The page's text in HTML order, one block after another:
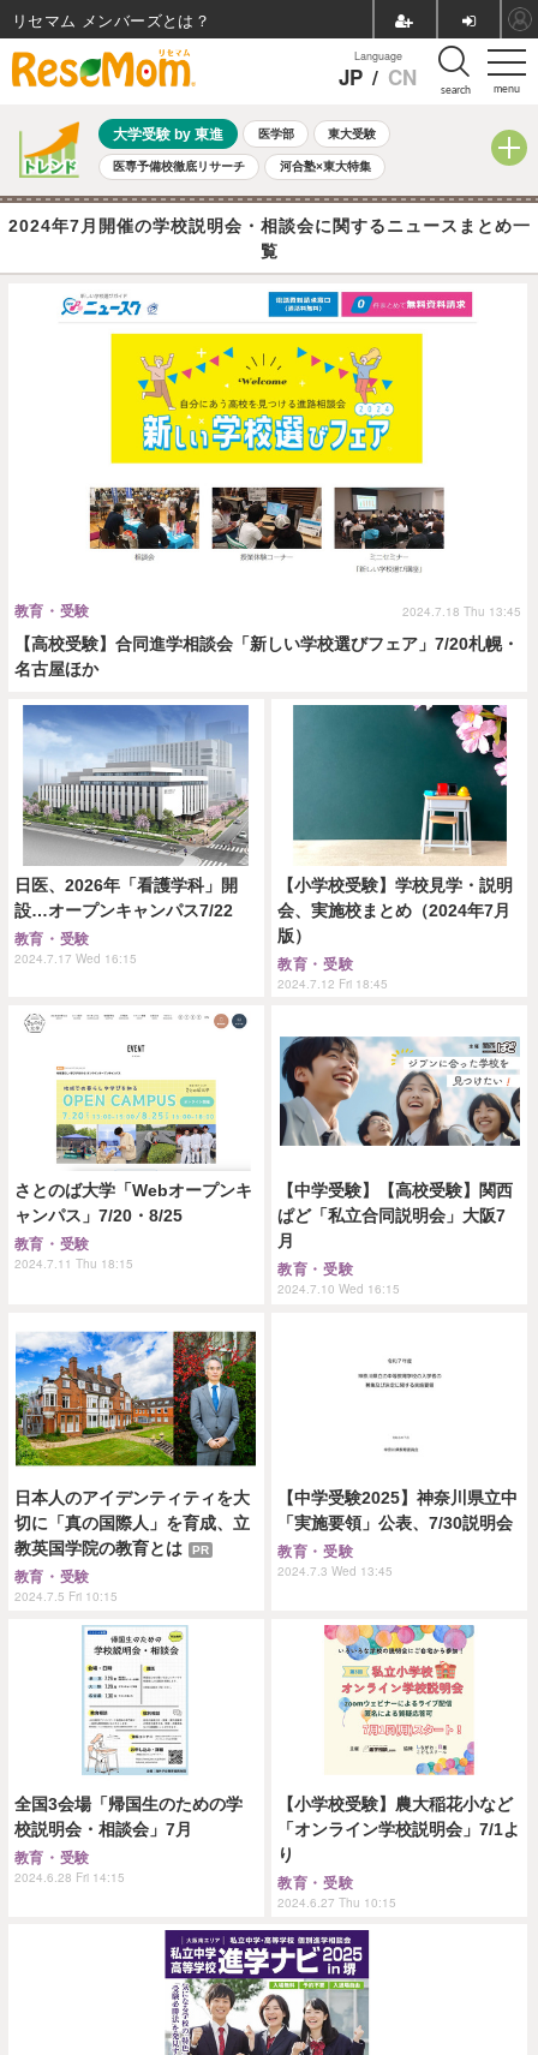
menu
Language
JP / CN search
大学受験 by 東進 医学部 東大受験
医専予備校徹底リサーチ 河合塾×東大特集
親子で考える大学選び 高校受験 中学受験 小学校受験
共通テスト 夏休み 8月開催学校説明会・相談会
全国公立高校 過去問
自由研究教材（小学生向け） 自由研究教材（中学生向け） ランキング
2024年7月開催の学校説明会・相談会に関するニュースまとめ一
覧
【高校受験】合同進学相談会「新しい学校選びフェア」7/20札幌・
名古屋ほか
教育・受験 2024.7.18 Thu 13:45
日医、2026年「看護学科」開
設…オープンキャンパス7/22
教育・受験
2024.7.17 Wed 16:15
【小学校受験】学校見学・説明
会、実施校まとめ（2024年7月
版）
教育・受験
2024.7.12 Fri 18:45
さとのば大学「Webオープンキ
ャンパス」7/20・8/25
教育・受験
2024.7.11 Thu 18:15
【中学受験】【高校受験】関西
ぱど「私立合同説明会」大阪7
月
教育・受験
2024.7.10 Wed 16:15
日本人のアイデンティティを大
切に「真の国際人」を育成、立
教英国学院の教育とは
PR
教育・受験
2024.7.5 Fri 10:15
【中学受験2025】神奈川県立中
「実施要領」公表、7/30説明会
教育・受験
2024.7.3 Wed 13:45
全国3会場「帰国生のための学
校説明会・相談会」7月
教育・受験
2024.6.28 Fri 14:15
【小学校受験】農大稲花小など
「オンライン学校説明会」7/1よ
り
教育・受験
2024.6.27 Thu 10:15
リセマム メンバーズ